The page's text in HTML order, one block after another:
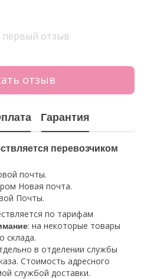
отзыв
отзыв
Гарантия
перевозчиком
почты.
Новая почта.
Почты.
по тарифам
: на некоторые товары
склада.
в отделении службы
Стоимость адресного
службой доставки.